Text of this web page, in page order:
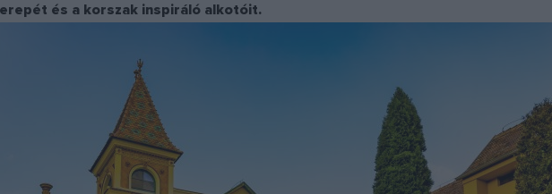
és a korszak inspiráló alkotóit.